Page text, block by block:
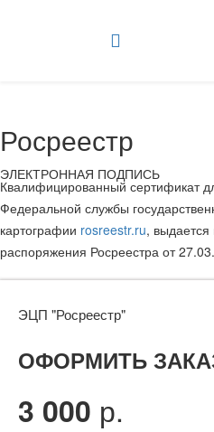
Росреестр
ЭЛЕКТРОННАЯ ПОДПИСЬ
Квалифицированный сертификат
Федеральной службы
картографии rosreestr.ru, выдается
распоряжения Росреестра от
ЭЦП "Росреестр"
ОФОРМИТЬ
3 000 р.